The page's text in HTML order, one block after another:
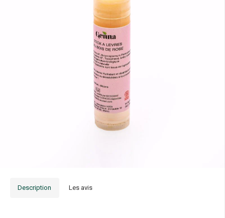
Description Les avis